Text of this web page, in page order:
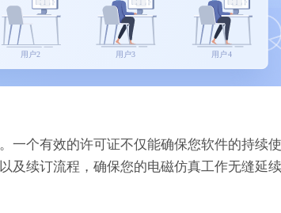
一个有效的许可证不仅能确保您软件的持续
及续订流程，确保您的电磁仿真工作无缝延